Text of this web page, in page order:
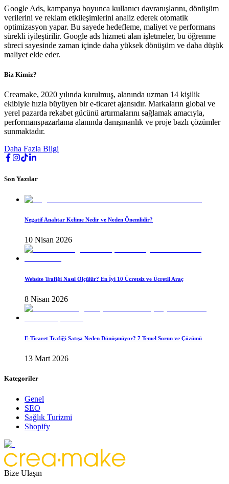
Google Ads, kampanya boyunca kullanıcı davranışlarını, dönüşüm
verilerini ve reklam etkileşimlerini analiz ederek otomatik
optimizasyon yapar. Bu sayede hedefleme, maliyet ve performans
sürekli iyileştirilir. Google ads hizmeti alan işletmeler, bu öğrenme
süreci sayesinde zaman içinde daha yüksek dönüşüm ve daha düşük
maliyet elde eder.
Biz Kimiz?
Creamake, 2020 yılında kurulmuş, alanında uzman 14 kişilik
ekibiyle hızla büyüyen bir e-ticaret ajansıdır. Markaların global ve
yerel pazarda rekabet gücünü artırmalarını sağlamak amacıyla,
performanspazarlama alanında danışmanlık ve proje bazlı çözümler
sunmaktadır.
Daha Fazla Bilgi
Son Yazılar
Negatif Anahtar Kelime Nedir ve Neden Önemlidir?
10 Nisan 2026
Website Trafiği Nasıl Ölçülür? En İyi 10 Ücretsiz ve Ücretli Araç
8 Nisan 2026
E-Ticaret Trafiği Satışa Neden Dönüşmüyor? 7 Temel Sorun ve Çözümü
13 Mart 2026
Kategoriler
Genel
SEO
Sağlık Turizmi
Shopify
Bize Ulaşın